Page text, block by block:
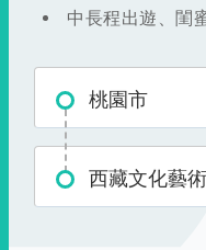
中長程出遊、閨
桃園市
西藏文化藝